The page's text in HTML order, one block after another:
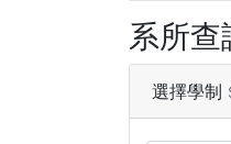
系所查
選擇學制